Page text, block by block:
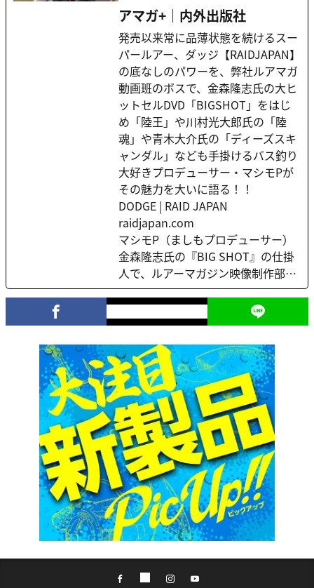
アマガ+｜内外出版社
発売以来常に品薄状態を続けるスー
パールアー、ダッジ【RAIDJAPAN】
の底なしのパワーを、弊社ルアマガ
動画班のボスで、金森隆志氏の大ヒ
ットセルDVD「BIGSHOT」をはじ
め「陸王」や川村光大郎氏の「陸
魂」や青木大介氏の「ディーズスキ
ャンダル」なども手掛けるバス釣り
大好きプロデューサー・マシモPが
その魅力を大いに語る！！
DODGE | RAID JAPAN
raidjapan.com
マシモP（ましもプロデューサー）
金森隆志氏の『BIG SHOT』の仕掛
人で、ルアーマガジン映像制作部…